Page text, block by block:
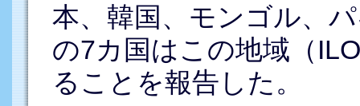
本、韓国、モンゴル、
の7カ国はこの地域（
ることを報告した。